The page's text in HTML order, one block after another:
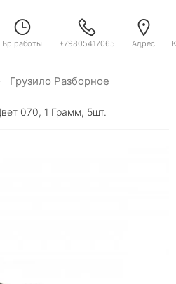
Вр.работы +79805417065 Адрес
Грузило Разборное
070, 1 Грамм, 5шт.